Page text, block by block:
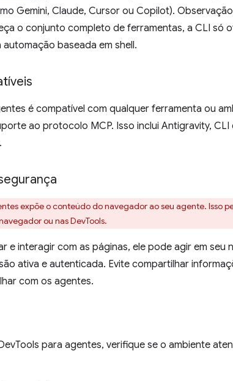
Gemini, Claude, Cursor ou Copilot).
o conjunto completo de ferramentas, a CLI só
baseada em shell.
é compatível com qualquer ferramenta ou
ao protocolo MCP. Isso inclui Antigravity, CLI
expõe o conteúdo do navegador ao seu agente. Isso
ou nas DevTools.
e interagir com as páginas, ele pode agir em seu
ativa e autenticada. Evite compartilhar
com os agentes.
para agentes, verifique se o ambiente